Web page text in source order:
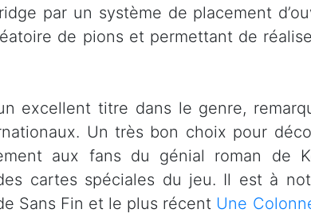
par un système de placement
de pions et permettant de
excellent titre dans le genre,
Un très bon choix pour
aux fans du génial roman de
cartes spéciales du jeu. Il est à
Sans Fin et le plus récent Une